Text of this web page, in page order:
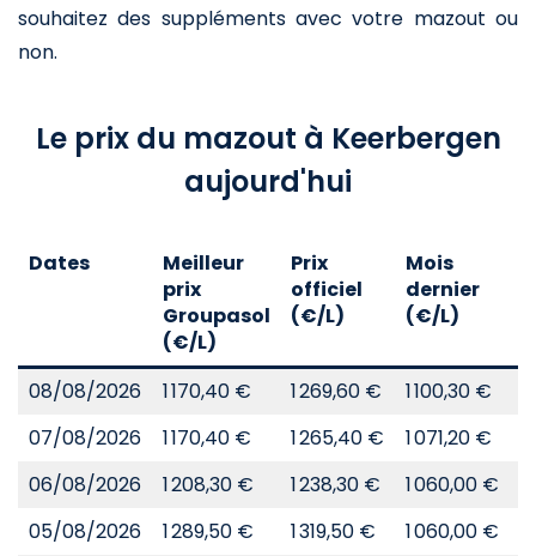
souhaitez des suppléments avec votre mazout ou
non.
Le prix du mazout à Keerbergen
aujourd'hui
Dates
Meilleur
prix
Groupasol
(€/L)
Prix
officiel
(€/L)
Mois
dernier
(€/L)
08/08/2026 1 170,40 € 1 269,60 € 1 100,30 €
07/08/2026
1 170,40 € 1 265,40 € 1 071,20 €
06/08/2026
1 208,30 € 1 238,30 € 1 060,00 €
05/08/2026
1 289,50 € 1 319,50 € 1 060,00 €